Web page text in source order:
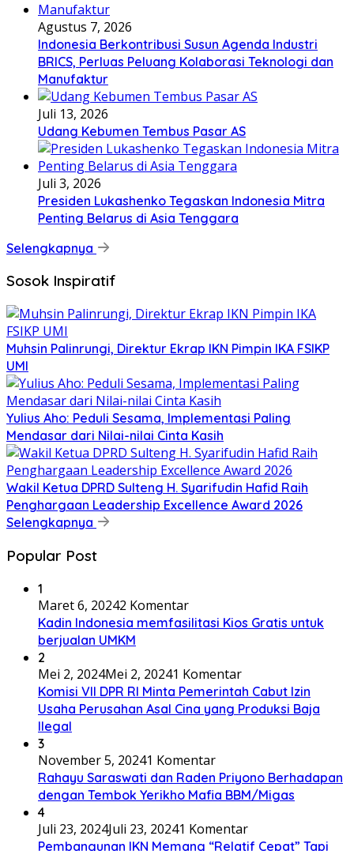
Agustus 7, 2026
Indonesia Berkontribusi Susun Agenda Industri
BRICS, Perluas Peluang Kolaborasi Teknologi dan
Manufaktur
Juli 13, 2026
Udang Kebumen Tembus Pasar AS
Juli 3, 2026
Presiden Lukashenko Tegaskan Indonesia Mitra
Penting Belarus di Asia Tenggara
Selengkapnya
Sosok Inspiratif
Muhsin Palinrungi, Direktur Ekrap IKN Pimpin IKA FSIKP
UMI
Yulius Aho: Peduli Sesama, Implementasi Paling
Mendasar dari Nilai-nilai Cinta Kasih
Wakil Ketua DPRD Sulteng H. Syarifudin Hafid Raih
Penghargaan Leadership Excellence Award 2026
Selengkapnya
Popular Post
1
Maret 6, 20242 Komentar
Kadin Indonesia memfasilitasi Kios Gratis untuk
berjualan UMKM
2
Mei 2, 2024Mei 2, 20241 Komentar
Komisi VII DPR RI Minta Pemerintah Cabut Izin
Usaha Perusahan Asal Cina yang Produksi Baja
Ilegal
3
November 5, 20241 Komentar
Rahayu Saraswati dan Raden Priyono Berhadapan
dengan Tembok Yerikho Mafia BBM/Migas
4
Juli 23, 2024Juli 23, 20241 Komentar
Pembangunan IKN Memang “Relatif Cepat” Tapi